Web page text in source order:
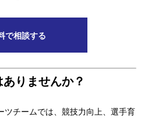
で相談する
りませんか？
ツチームでは、競技力向上、選手育